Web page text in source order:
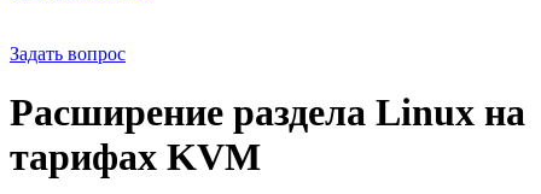
Задать вопрос
Расширение раздела Linux на
тарифах KVM